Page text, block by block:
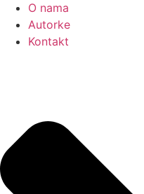
O nama
Autorke
Kontakt